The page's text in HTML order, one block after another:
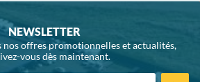
NEWSLETTER
offres promotionnelles et actualités,
vous dès maintenant.